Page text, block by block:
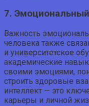
7.
Важность
человека также
и университетское
академические
своими эмоциями,
строить здоровые
интеллект — это
карьеры и личной